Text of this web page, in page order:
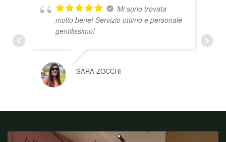
Mi sono trovata
molto bene! Servizio ottimo e personale
gentilissimo!
SARA ZOCCHI